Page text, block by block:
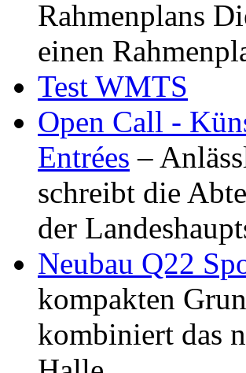
Rahmenplans
einen
Test WMTS
Open Call -
Entrées –
schreibt die
der
Neubau Q22
kompakten
kombiniert das